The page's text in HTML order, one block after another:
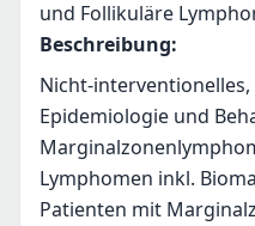
und Follikuläre
Beschreibung:
Nicht-
Epidemiologie und
Lymphomen inkl.
Patienten mit